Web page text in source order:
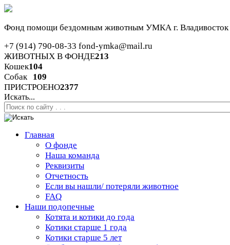
Фонд помощи бездомным животным УМКА г. Владивосток
+7 (914) 790-08-33 fond-ymka@mail.ru
ЖИВОТНЫХ В ФОНДЕ213
Кошек104
Собак
109
ПРИСТРОЕНО2377
Искать...
Главная
О фонде
Наша команда
Реквизиты
Отчетность
Если вы нашли/ потеряли животное
FAQ
Наши подопечные
Котята и котики до года
Котики старше 1 года
Котики старше 5 лет